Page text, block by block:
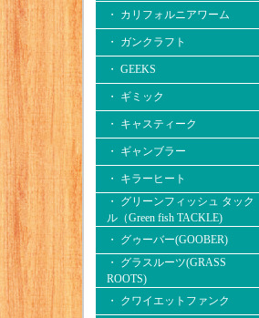
・ カリフォルニアワーム
・ ガンクラフト
・ GEEKS
・ ギミック
・ キャスティーク
・ ギャンブラー
・ キラーヒート
・ グリーンフィッシュ タック
ル（Green fish TACKLE)
・ グゥーバー(GOOBER)
・ グラスルーツ(GRASS
ROOTS)
・ クワイエットファンク